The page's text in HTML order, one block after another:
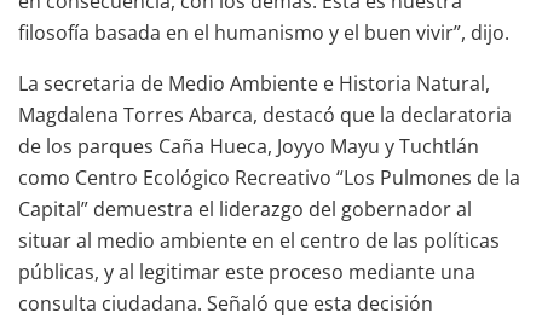
filosofía basada en el humanismo y el buen vivir”, dijo.
La secretaria de Medio Ambiente e Historia Natural,
Magdalena Torres Abarca, destacó que la declaratoria
de los parques Caña Hueca, Joyyo Mayu y Tuchtlán
como Centro Ecológico Recreativo “Los Pulmones de la
Capital” demuestra el liderazgo del gobernador al
situar al medio ambiente en el centro de las políticas
públicas, y al legitimar este proceso mediante una
consulta ciudadana. Señaló que esta decisión